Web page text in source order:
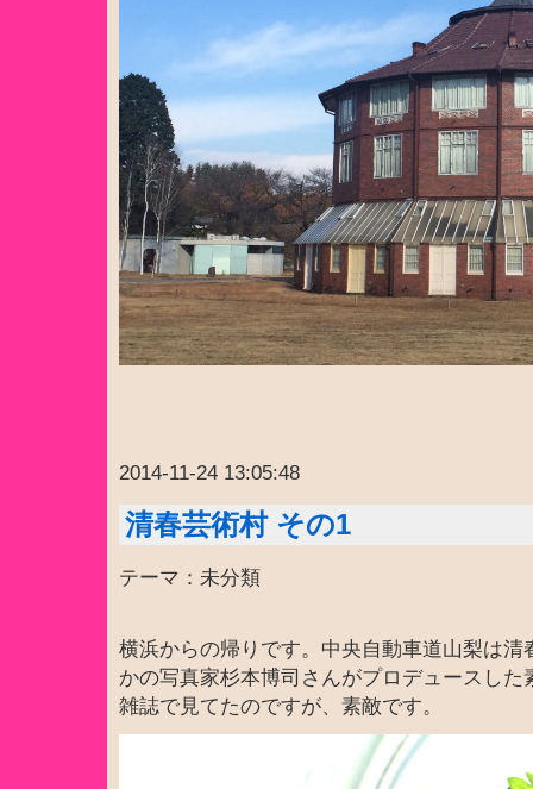
2014-11-24 13:05:48
清春芸術村 その1
テーマ：未分類
横浜からの帰りです。中央自動車道山梨は清
かの写真家杉本博司さんがプロデュースし
雑誌で見てたのですが、素敵です。